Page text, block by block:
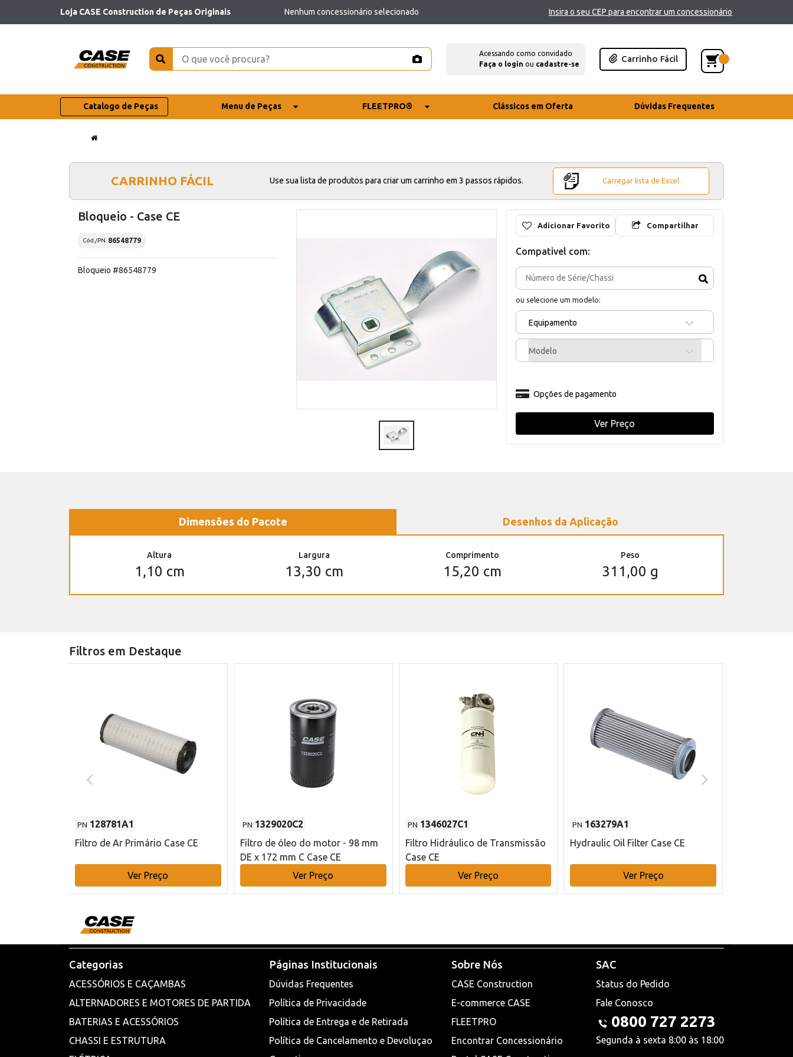
Loja CASE Construction de Peças Originais Nenhum concessionário selecionado Insira o seu CEP para encontrar um concessionário
Acessando como convidado
Faça o login ou cadastre-se
Carrinho Fácil
Catalogo de Peças Menu de Peças FLEETPRO® Clássicos em Oferta Dúvidas Frequentes
CARRINHO FÁCIL Use sua lista de produtos para criar um carrinho em 3 passos rápidos. Carregar lista de Excel
Bloqueio - Case CE
Cód./PN 86548779
Bloqueio #86548779
Adicionar Favorito Compartilhar
Compativel com:
ou selecione um modelo:
Equipamento
Modelo
Opções de pagamento
Ver Preço
Dimensões do Pacote Desenhos da Aplicação
Altura
1,10 cm
Largura
13,30 cm
Comprimento
15,20 cm
Peso
311,00 g
Filtros em Destaque
PN 128781A1
Filtro de Ar Primário Case CE
Ver Preço
PN 1329020C2
Filtro de óleo do motor - 98 mm
DE x 172 mm C Case CE
Ver Preço
PN 1346027C1
Filtro Hidráulico de Transmissão
Case CE
Ver Preço
PN 163279A1
Hydraulic Oil Filter Case CE
Ver Preço
Categorias
ACESSÓRIOS E CAÇAMBAS
ALTERNADORES E MOTORES DE PARTIDA
BATERIAS E ACESSÓRIOS
CHASSI E ESTRUTURA
Páginas Institucionais
Dúvidas Frequentes
Política de Privacidade
Política de Entrega e de Retirada
Política de Cancelamento e Devoluçao
Sobre Nós
CASE Construction
E-commerce CASE
FLEETPRO
Encontrar Concessionário
SAC
Status do Pedido
Fale Conosco
0800 727 2273
Segunda à sexta 8:00 às 18:00